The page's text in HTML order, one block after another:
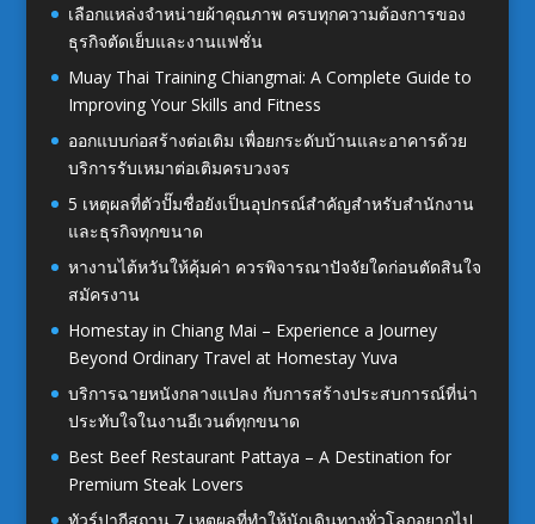
เลือกแหล่งจำหน่ายผ้าคุณภาพ ครบทุกความต้องการของ
ธุรกิจตัดเย็บและงานแฟชั่น
Muay Thai Training Chiangmai: A Complete Guide to
Improving Your Skills and Fitness
ออกแบบก่อสร้างต่อเติม เพื่อยกระดับบ้านและอาคารด้วย
บริการรับเหมาต่อเติมครบวงจร
5 เหตุผลที่ตัวปั๊มชื่อยังเป็นอุปกรณ์สำคัญสำหรับสำนักงาน
และธุรกิจทุกขนาด
หางานไต้หวันให้คุ้มค่า ควรพิจารณาปัจจัยใดก่อนตัดสินใจ
สมัครงาน
Homestay in Chiang Mai – Experience a Journey
Beyond Ordinary Travel at Homestay Yuva
บริการฉายหนังกลางแปลง กับการสร้างประสบการณ์ที่น่า
ประทับใจในงานอีเวนต์ทุกขนาด
Best Beef Restaurant Pattaya – A Destination for
Premium Steak Lovers